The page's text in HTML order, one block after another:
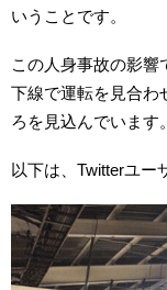
いうことです。
この人身事故の影響
下線で運転を見合わ
ろを見込んでいます。
以下は、Twitterユー